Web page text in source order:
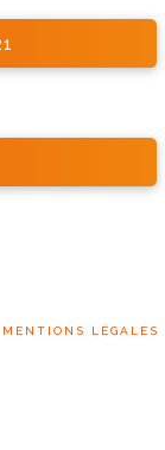
MENTIONS LÉGALES